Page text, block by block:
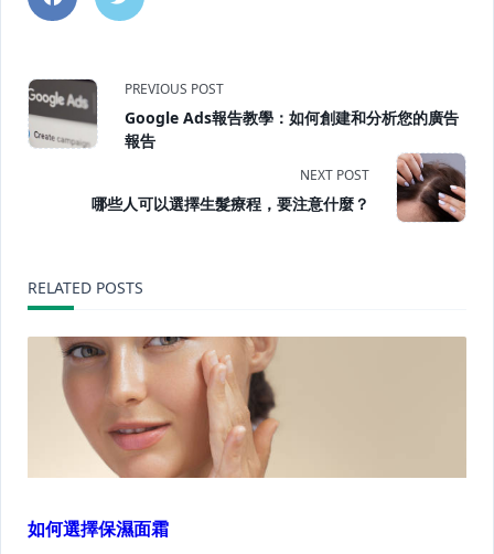
<span
class="nav-
subtitle
reader-
text">Page</span>
PREVIOUS POST
Google Ads報告教學：如何創建和分析您的廣告
報告
NEXT POST
哪些人可以選擇生髮療程，要注意什麼？
RELATED POSTS
如何選擇保濕面霜